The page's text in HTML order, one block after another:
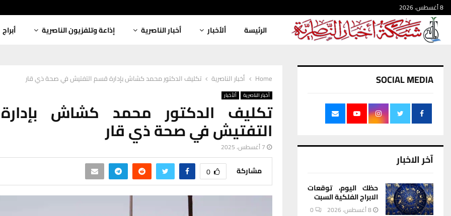
8 أغسطس، 2026
الرئيسة ألأخبار أخبار الناصرية إذاعة وتلفزيون الناصرية أبراج
Home أخبار الناصرية تكليف الدكتور محمد كشاش بإدارة قسم التفتيش في صحة ذي قار
أخبار الناصرية ألأخبار
تكليف الدكتور محمد كشاش
التفتيش في صحة ذي قار
7 أغسطس، 2025
مشاركة 0
SOCIAL MEDIA
آخر الاخبار
حظك اليوم، توقعات
الابراج الفلكية السبت
8 أغسطس، 2026 0